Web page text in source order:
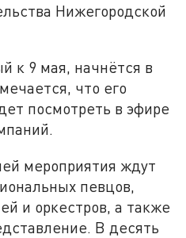
Нижегородской
к 9 мая, начнётся в
что его
посмотреть в эфире
мероприятия ждут
певцов,
и оркестров, а также
В десять